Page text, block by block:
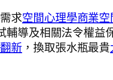
求空間心理學商業
輔導及相關法令權益
新 ，換取張水瓶最貴